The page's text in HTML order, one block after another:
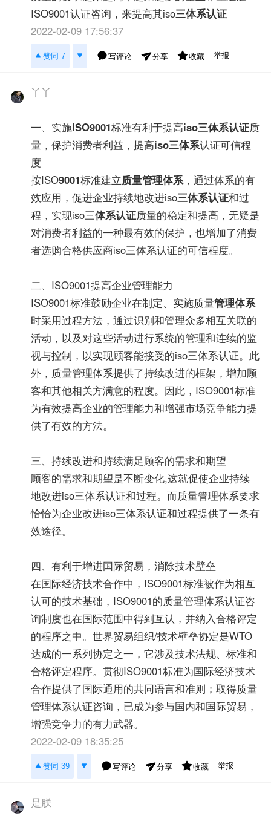
ISO9001认证咨询，来提高其iso三体系认证
2022-02-09 17:56:37
赞同 7 写评论 分享 收藏 举报
丫丫
一、实施ISO9001标准有利于提高iso三体系认证质
量，保护消费者利益，提高iso三体系认证可信程
度
按ISO9001标准建立质量管理体系 ，通过体系的有
效应用，促进企业持续地改进iso三体系认证和过
程，实现iso三体系认证质量的稳定和提高，无疑是
对消费者利益的一种最有效的保护，也增加了消费
者选购合格供应商iso三体系认证的可信程度。
二、ISO9001提高企业管理能力
ISO9001标准鼓励企业在制定、实施质量管理体系
时采用过程方法，通过识别和管理众多相互关联的
活动，以及对这些活动进行系统的管理和连续的监
视与控制，以实现顾客能接受的iso三体系认证。此
外，质量管理体系提供了持续改进的框架，增加顾
客和其他相关方满意的程度。因此，ISO9001标准
为有效提高企业的管理能力和增强市场竞争能力提
供了有效的方法。
三、持续改进和持续满足顾客的需求和期望
顾客的需求和期望是不断变化,这就促使企业持续
地改进iso三体系认证和过程。而质量管理体系要求
恰恰为企业改进iso三体系认证和过程提供了一条有
效途径。
四、有利于增进国际贸易，消除技术壁垒
在国际经济技术合作中，ISO9001标准被作为相互
认可的技术基础，ISO9001的质量管理体系认证咨
询制度也在国际范围中得到互认，并纳入合格评定
的程序之中。世界贸易组织/技术壁垒协定是WTO
达成的一系列协定之一，它涉及技术法规、标准和
合格评定程序。贯彻ISO9001标准为国际经济技术
合作提供了国际通用的共同语言和准则；取得质量
管理体系认证咨询，已成为参与国内和国际贸易，
增强竞争力的有力武器。
2022-02-09 18:35:25
赞同 39 写评论 分享 收藏 举报
是朕